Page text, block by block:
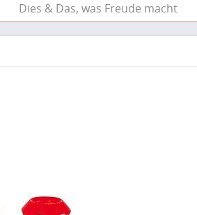
Dies & Das, was Freude macht